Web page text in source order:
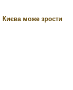
Києва може зрости